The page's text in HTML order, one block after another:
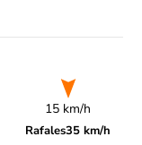
15 km/h
Rafales35 km/h